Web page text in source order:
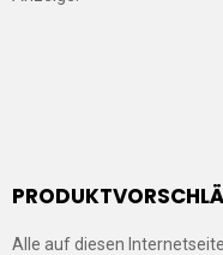
Alle auf diesen